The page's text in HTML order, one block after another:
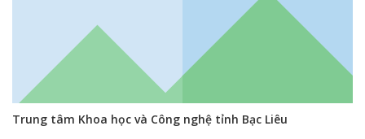
Trung tâm Khoa học và Công nghệ tỉnh Bạc Liêu